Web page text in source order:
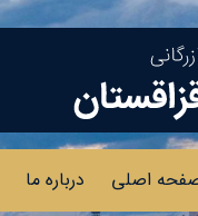
اصلی درباره ما